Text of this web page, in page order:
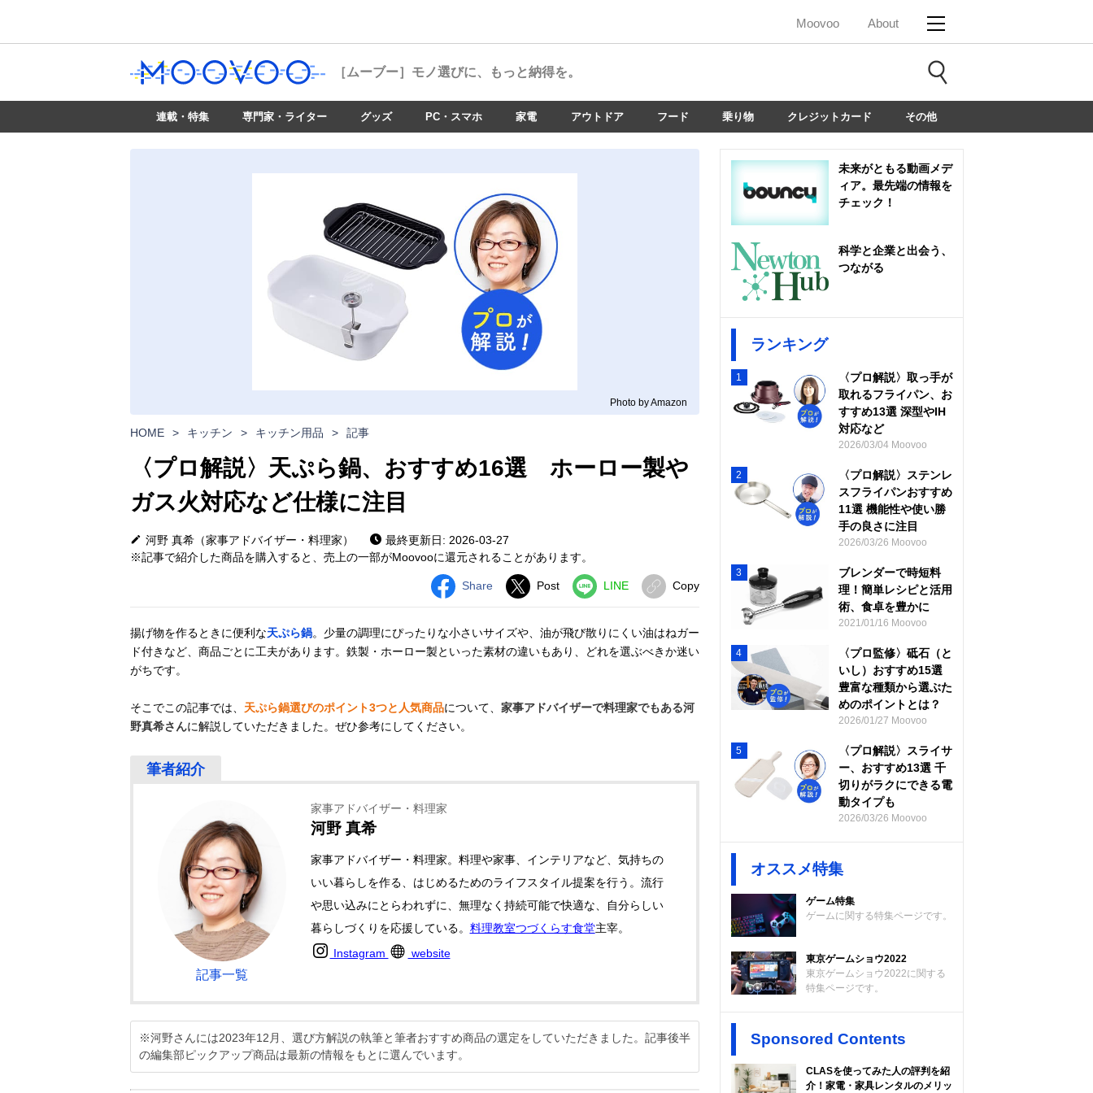
Moovoo About
［ムーブー］ モノ選びに、もっと納得を。
連載・特集 専門家・ライター グッズ PC・スマホ 家電 アウトドア フード 乗り物 クレジットカード その他
Photo by Amazon
HOME > キッチン > キッチン用品 > 記事
〈プロ解説〉天ぷら鍋、おすすめ16選 ホーロー製や
ガス火対応など仕様に注目
河野 真希（家事アドバイザー・料理家）
最終更新日: 2026-03-27
※記事で紹介した商品を購入すると、売上の一部がMoovooに還元されることがあります。
Share Post LINE Copy
揚げ物を作るときに便利な天ぷら鍋。少量の調理にぴったりな小さいサイズや、油が飛び散りにくい油はねガー
ド付きなど、商品ごとに工夫があります。鉄製・ホーロー製といった素材の違いもあり、どれを選ぶべきか迷い
がちです。
そこでこの記事では、 天ぷら鍋選びのポイント3つと人気商品について、 家事アドバイザーで料理家でもある河
野真希さんに解説していただきました。ぜひ参考にしてください。
記事一覧
家事アドバイザー・料理家
河野 真希
家事アドバイザー・料理家。料理や家事、インテリアなど、気持ちの
いい暮らしを作る、はじめるためのライフスタイル提案を行う。流行
や思い込みにとらわれずに、無理なく持続可能で快適な、自分らしい
暮らしづくりを応援している。 料理教室つづくらす食堂主宰。
Instagram
website
※河野さんには2023年12月、選び方解説の執筆と筆者おすすめ商品の選定をしていただきました。記事後半
の編集部ピックアップ商品は最新の情報をもとに選んでいます。
未来がともる動画メデ
ィア。最先端の情報を
チェック！
科学と企業と出会う、
つながる
ランキング
1
〈プロ解説〉取っ手が
取れるフライパン、お
すすめ13選 深型やIH
対応など
2026/03/04 Moovoo
2
〈プロ解説〉ステンレ
スフライパンおすすめ
11選 機能性や使い勝
手の良さに注目
2026/03/26 Moovoo
3
ブレンダーで時短料
理！簡単レシピと活用
術、食卓を豊かに
2021/01/16 Moovoo
4
〈プロ監修〉砥石（と
いし）おすすめ15選
豊富な種類から選ぶた
めのポイントとは？
2026/01/27 Moovoo
5
〈プロ解説〉スライサ
ー、おすすめ13選 千
切りがラクにできる電
動タイプも
2026/03/26 Moovoo
オススメ特集
ゲーム特集
ゲームに関する特集ページです。
東京ゲームショウ2022
東京ゲームショウ2022に関する
特集ページです。
Sponsored Contents
CLASを使ってみた人の評判を紹
介！家電・家具レンタルのメリッ